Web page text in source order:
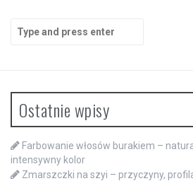
for:
Ostatnie wpisy
Farbowanie włosów burakiem –
intensywny kolor
Zmarszczki na szyi – przyczyny,